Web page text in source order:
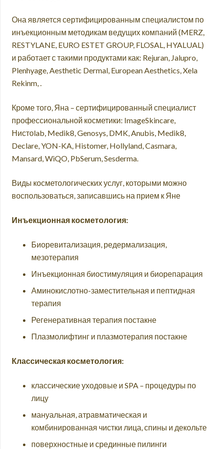
Она является сертифицированным специалистом по
инъекционным методикам ведущих компаний (MERZ,
RESTYLANE, EURO ESTET GROUP, FLOSAL, HYALUAL)
и работает с такими продуктами как: Rejuran, Jalupro,
Plenhyage, Aesthetic Dermal, European Aesthetics, Xela
Rekinm, .
Кроме того, Яна – сертифицированный специалист
профессиональной косметики: ImageSkincare,
Нистоlab, Medik8, Genosys, DMK, Anubis, Medik8,
Declare, YON-KA, Histomer, Hollyland, Casmara,
Mansard, WiQO, PbSerum, Sesderma.
Виды косметологических услуг, которыми можно
воспользоваться, записавшись на прием к Яне
Инъекционная косметология:
Биоревитализация, редермализация,
мезотерапия
Инъекционная биостимуляция и биорепарация
Аминокислотно-заместительная и пептидная
терапия
Регенеративная терапия постакне
Плазмолифтинг и плазмотерапия постакне
Классическая косметология:
классические уходовые и SPA – процедуры по
лицу
мануальная, атравматическая и
комбинированная чистки лица, спины и декольте
поверхностные и срединные пилинги